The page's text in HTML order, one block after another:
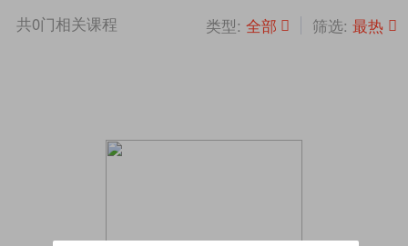
共0门相关课程 类型: 全部 筛选: 最热